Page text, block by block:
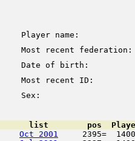
Player name:
Most recent
Date of birth:
Most recent ID:
Sex:
list        pos
Oct 2001
2395=